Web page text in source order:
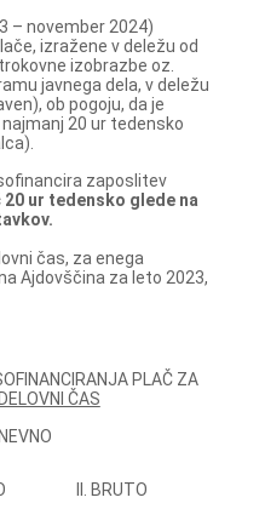
– november 2024)
izražene v deležu od
izobrazbe oz.
javnega dela, v deležu
ob pogoju, da je
20 ur tedensko
zaposlitev
20 ur tedensko glede na
čas, za enega
Ajdovščina za leto 2023,
PLAČ ZA
ČAS
II. BRUTO